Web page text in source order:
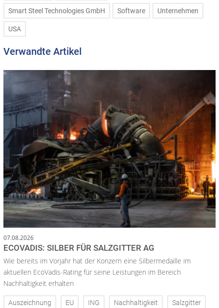
Smart Steel Technologies GmbH Software Unternehmen
USA
Verwandte Artikel
07.08.2026
ECOVADIS: SILBER FÜR SALZGITTER AG
Wie bereits im Vorjahr hat der Konzern eine Silbermedaille im
aktuellen EcoVadis-Rating für seine Leistungen im Bereich
Nachhaltigkeit erhalten
Auszeichnung EU ING Nachhaltigkeit Salzgitter